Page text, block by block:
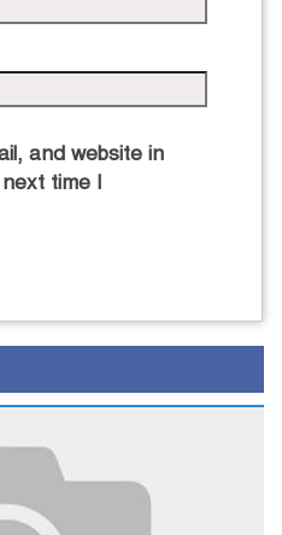
and website in
time I